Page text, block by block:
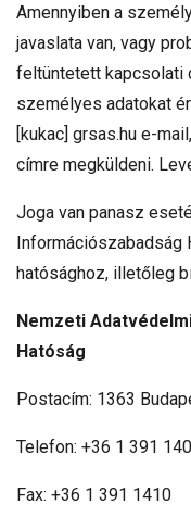
Amennyiben a
javaslata van, vagy
feltüntetett kapcsolati
személyes adatokat
[kukac] grsas.hu e-
címre megküldeni.
Joga van panasz
Információszabadság
hatósághoz, illetőleg
Nemzeti
Hatóság
Postacím: 1363
Telefon: +36 1 391
Fax: +36 1 391 1410